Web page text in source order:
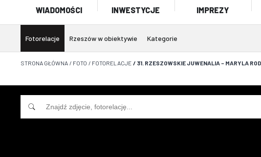
WIADOMOŚCI INWESTYCJE IMPREZY
Fotorelacje Rzeszów w obiektywie Kategorie
STRONA GŁÓWNA / FOTO / FOTORELACJE / 31. RZESZOWSKIE JUWENALIA – MARYLA